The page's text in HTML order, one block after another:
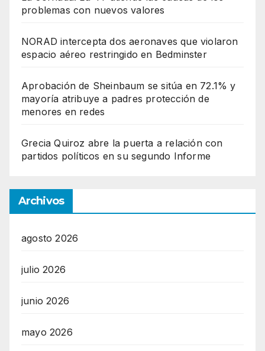
problemas con nuevos valores
NORAD intercepta dos aeronaves que violaron
espacio aéreo restringido en Bedminster
Aprobación de Sheinbaum se sitúa en 72.1% y
mayoría atribuye a padres protección de
menores en redes
Grecia Quiroz abre la puerta a relación con
partidos políticos en su segundo Informe
Archivos
agosto 2026
julio 2026
junio 2026
mayo 2026